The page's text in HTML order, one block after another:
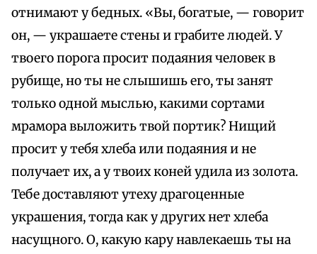
отнимают у бедных. «Вы, богатые, — говорит
он, — украшаете стены и грабите людей. У
твоего порога просит подаяния человек в
рубище, но ты не слышишь его, ты занят
только одной мыслью, какими сортами
мрамора выложить твой портик? Нищий
просит у тебя хлеба или подаяния и не
получает их, а у твоих коней удила из золота.
Тебе доставляют утеху драгоценные
украшения, тогда как у других нет хлеба
насущного. О, какую кару навлекаешь ты на